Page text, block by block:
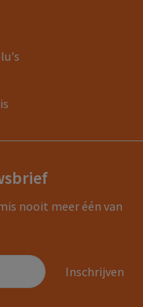
nooit meer één van